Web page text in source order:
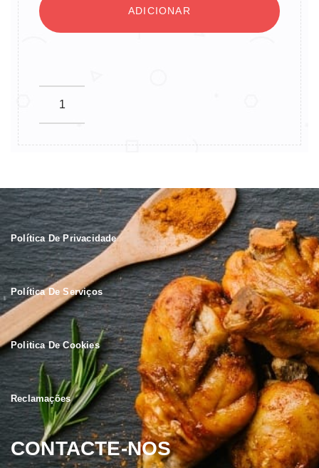
ADICIONAR
Política De Privacidade
Política De Serviços
Politica De Cookies
Reclamações
CONTACTE-NOS